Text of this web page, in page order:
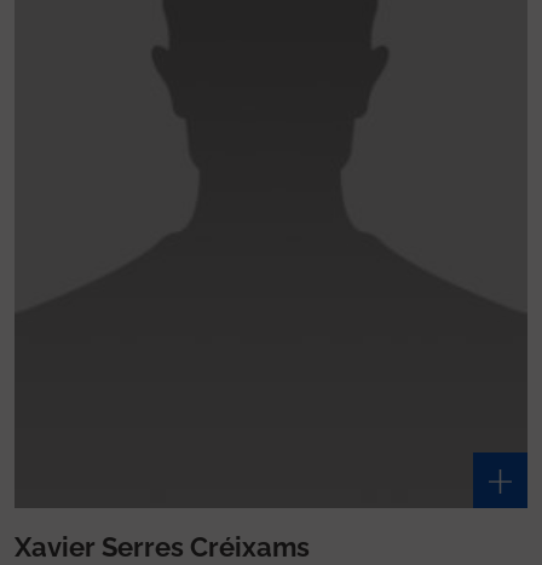
Xavier Serres Créixams